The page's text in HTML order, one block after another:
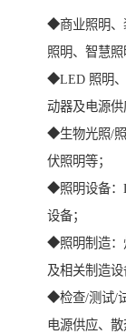
◆商业照明、
照明、智慧照
◆LED 照明
动器及电源供
◆生物光照/
伏照明等；
◆照明设备：
设备；
◆照明制造：
及相关制造设
◆检查/测试/
电源供应、